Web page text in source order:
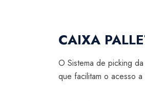
CAIXA
O Sistema de picking
que facilitam o acesso